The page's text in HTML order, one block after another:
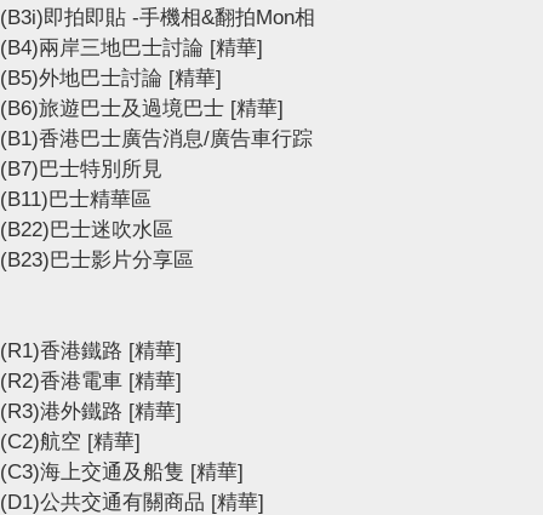
(B3i)即拍即貼 -手機相&翻拍Mon相
(B4)兩岸三地巴士討論 [精華]
(B5)外地巴士討論 [精華]
(B6)旅遊巴士及過境巴士 [精華]
(B1)香港巴士廣告消息/廣告車行踪
(B7)巴士特別所見
(B11)巴士精華區
(B22)巴士迷吹水區
(B23)巴士影片分享區
(R1)香港鐵路 [精華]
(R2)香港電車 [精華]
(R3)港外鐵路 [精華]
(C2)航空 [精華]
(C3)海上交通及船隻 [精華]
(D1)公共交通有關商品 [精華]